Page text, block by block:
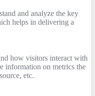
and analyze the key
helps in delivering a
how visitors interact with
information on metrics the
etc.